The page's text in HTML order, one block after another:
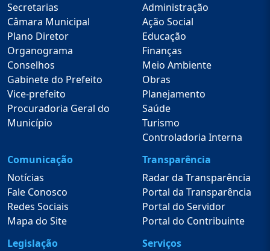
Secretarias
Câmara Municipal
Plano Diretor
Organograma
Conselhos
Gabinete do Prefeito
Vice-prefeito
Procuradoria Geral do
Município
Administração
Ação Social
Educação
Finanças
Meio Ambiente
Obras
Planejamento
Saúde
Turismo
Controladoria Interna
Comunicação
Notícias
Fale Conosco
Redes Sociais
Mapa do Site
Transparência
Radar da Transparência
Portal da Transparência
Portal do Servidor
Portal do Contribuinte
Legislação
Serviços